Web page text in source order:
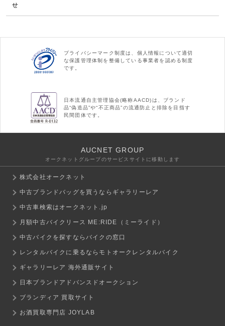
せ
プライバシーマーク制度は、個人情報について適切
な保護管理体制を整備している事業者を認める制度
です。
日本流通自主管理協会(略称AACD)は、ブランド
品“偽造品”や“不正商品”の流通防止と排除を目指す
民間団体です。
AUCNET GROUP
オークネットグループのサービスサイトに移動します
株式会社オークネット
中古ブランドバッグを買うならギャラリーレア
中古車検索はオークネット.jp
月額中古バイクリース ME:RIDE（ミーライド）
中古バイクを探すならバイクの窓口
レンタルバイクに乗るならモトオークレンタルバイク
ギャラリーレア 海外通販サイト
日本ブランドアドバンスドオークション
ブランディア 買取サイト
お酒買取専門店 JOYLAB